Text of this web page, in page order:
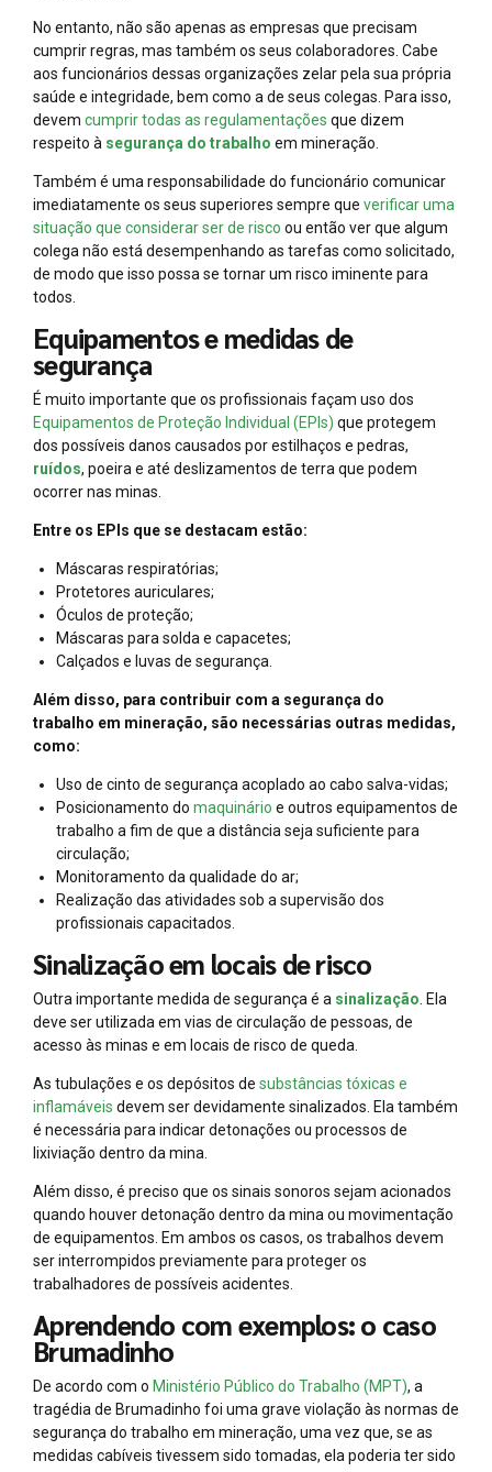
No entanto, não são apenas as empresas que precisam
cumprir regras, mas também os seus colaboradores. Cabe
aos funcionários dessas organizações zelar pela sua própria
saúde e integridade, bem como a de seus colegas. Para isso,
devem cumprir todas as regulamentações que dizem
respeito à segurança do trabalho em mineração.
Também é uma responsabilidade do funcionário comunicar
imediatamente os seus superiores sempre que verificar uma
situação que considerar ser de risco ou então ver que algum
colega não está desempenhando as tarefas como solicitado,
de modo que isso possa se tornar um risco iminente para
todos.
Equipamentos e medidas de
segurança
É muito importante que os profissionais façam uso dos
Equipamentos de Proteção Individual (EPIs) que protegem
dos possíveis danos causados por estilhaços e pedras,
ruídos, poeira e até deslizamentos de terra que podem
ocorrer nas minas.
Entre os EPIs que se destacam estão:
Máscaras respiratórias;
Protetores auriculares;
Óculos de proteção;
Máscaras para solda e capacetes;
Calçados e luvas de segurança.
Além disso, para contribuir com a segurança do
trabalho em mineração, são necessárias outras medidas,
como:
Uso de cinto de segurança acoplado ao cabo salva-vidas;
Posicionamento do maquinário e outros equipamentos de
trabalho a fim de que a distância seja suficiente para
circulação;
Monitoramento da qualidade do ar;
Realização das atividades sob a supervisão dos
profissionais capacitados.
Sinalização em locais de risco
Outra importante medida de segurança é a sinalização . Ela
deve ser utilizada em vias de circulação de pessoas, de
acesso às minas e em locais de risco de queda.
As tubulações e os depósitos de substâncias tóxicas e
inflamáveis devem ser devidamente sinalizados. Ela também
é necessária para indicar detonações ou processos de
lixiviação dentro da mina.
Além disso, é preciso que os sinais sonoros sejam acionados
quando houver detonação dentro da mina ou movimentação
de equipamentos. Em ambos os casos, os trabalhos devem
ser interrompidos previamente para proteger os
trabalhadores de possíveis acidentes.
Aprendendo com exemplos: o caso
Brumadinho
De acordo com o Ministério Público do Trabalho (MPT), a
tragédia de Brumadinho foi uma grave violação às normas de
segurança do trabalho em mineração, uma vez que, se as
medidas cabíveis tivessem sido tomadas, ela poderia ter sido